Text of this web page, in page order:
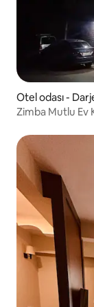
Otel odası -
Zimba Mutlu Ev